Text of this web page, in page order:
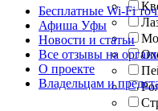
Бесплатные Wi-Fi
Афиша Уфы
Новости и статьи
Все отзывы на
О проекте
Владельцам и